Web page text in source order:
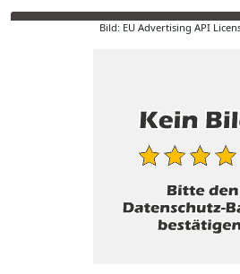
Bild: EU Advertising API